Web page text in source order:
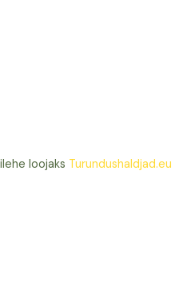
loojaks Turundushaldjad.eu